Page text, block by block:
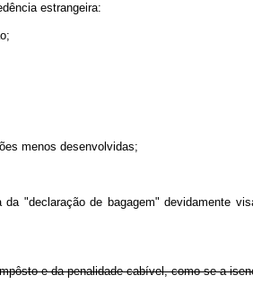
estrangeira:
menos desenvolvidas;
de bagagem" devidamente
e da penalidade cabível, como se a